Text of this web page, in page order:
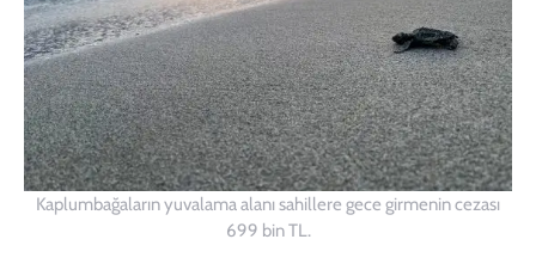
Kaplumbağaların yuvalama alanı sahillere gece girmenin cezası
699 bin TL.